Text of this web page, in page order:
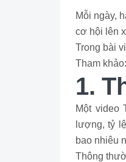
Mỗi ngày,
cơ hội lên
Trong bài
Tham khảo:
1.
Một video
lượng, tỷ
bao nhiêu
Thông